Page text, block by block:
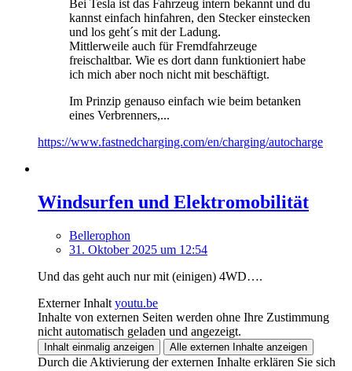
Bei Tesla ist das Fahrzeug intern bekannt und du
kannst einfach hinfahren, den Stecker einstecken
und los geht´s mit der Ladung.
Mittlerweile auch für Fremdfahrzeuge
freischaltbar. Wie es dort dann funktioniert habe
ich mich aber noch nicht mit beschäftigt.
Im Prinzip genauso einfach wie beim betanken
eines Verbrenners,...
https://www.fastnedcharging.com/en/charging/autocharge
Windsurfen und Elektromobilität
Bellerophon
31. Oktober 2025 um 12:54
Und das geht auch nur mit (einigen) 4WD….
Externer Inhalt youtu.be
Inhalte von externen Seiten werden ohne Ihre Zustimmung
nicht automatisch geladen und angezeigt.
Inhalt einmalig anzeigen Alle externen Inhalte anzeigen
Durch die Aktivierung der externen Inhalte erklären Sie sich